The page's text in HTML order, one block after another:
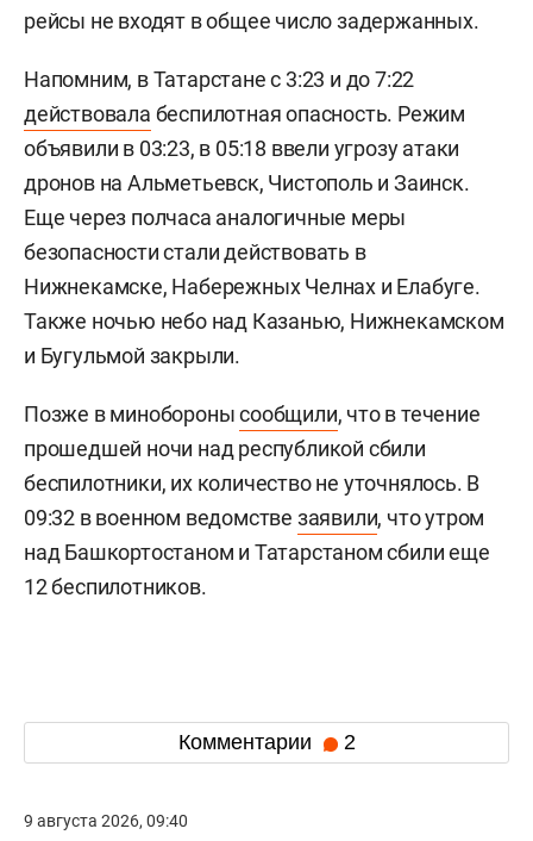
рейсы не входят в общее число задержанных.
Напомним, в Татарстане с 3:23 и до 7:22
действовала беспилотная опасность. Режим
объявили в 03:23, в 05:18 ввели угрозу атаки
дронов на Альметьевск, Чистополь и Заинск.
Еще через полчаса аналогичные меры
безопасности стали действовать в
Нижнекамске, Набережных Челнах и Елабуге.
Также ночью небо над Казанью, Нижнекамском
и Бугульмой закрыли.
Позже в миноборонысообщили, что в течение
прошедшей ночи над республикой сбили
беспилотники, их количество не уточнялось. В
09:32 в военном ведомстве заявили, что утром
над Башкортостаном и Татарстаном сбили еще
12 беспилотников.
Комментарии 2
9 августа 2026, 09:40